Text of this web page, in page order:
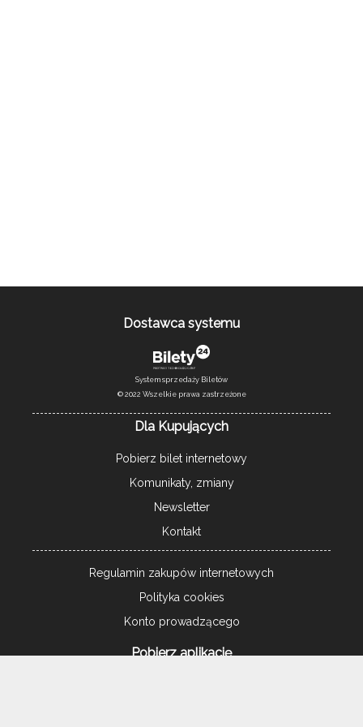
Dostawca systemu
System sprzedaży Biletów
© 2022 Wszelkie prawa zastrzeżone
Dla Kupujących
Pobierz bilet internetowy
Komunikaty, zmiany
Newsletter
Kontakt
Regulamin zakupów internetowych
Polityka cookies
Konto prowadzącego
Pobierz aplikację